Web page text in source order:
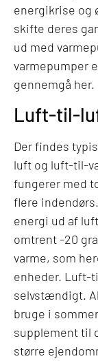
energikrise og
skifte deres
ud med
varmepumper
gennemgå her.
Luft-til-
Der findes
luft og luft-til-
fungerer med
flere
energi ud af
omtrent -20
varme, som
enheder. Luft-
selvstændigt.
bruge i
supplement til
større